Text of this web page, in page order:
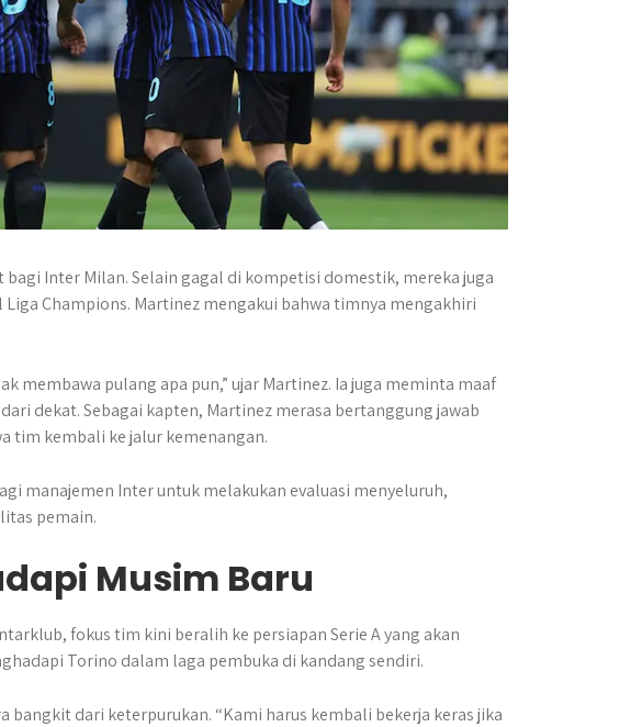
Inter Milan. Selain gagal di kompetisi domestik, mereka juga
Champions. Martinez mengakui bahwa timnya mengakhiri
membawa pulang apa pun,” ujar Martinez. Ia juga meminta maaf
dekat. Sebagai kapten, Martinez merasa bertanggung jawab
tim kembali ke jalur kemenangan.
manajemen Inter untuk melakukan evaluasi menyeluruh,
pemain.
Musim Baru
fokus tim kini beralih ke persiapan Serie A yang akan
Torino dalam laga pembuka di kandang sendiri.
bangkit dari keterpurukan. “Kami harus kembali bekerja keras jika